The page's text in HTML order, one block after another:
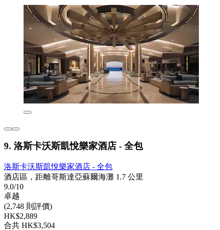
9. 洛斯卡沃斯凱悅樂家酒店 - 全包
洛斯卡沃斯凱悅樂家酒店 - 全包
酒店區，距離哥斯達亞蘇爾海灘 1.7 公里
9.0/10
卓越
(2,748 則評價)
HK$2,889
合共 HK$3,504